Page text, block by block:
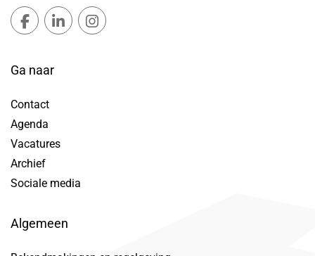
Gemeente Lansingerland Facebook, opent in nieuw
Gemeente Lansingerland LinkedIn, opent in
Ga naar
Contact
Agenda
Vacatures
Archief
Sociale media
Algemeen